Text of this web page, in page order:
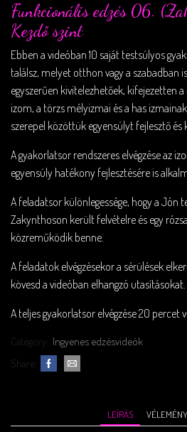
Funkcionális edzés 06.
Kezdő szint
Ebben a videóban 10 saját testsúlyos
találsz, melyet otthon vagy a szabadban
egyszerűen kivitelezhetőek, kifejezetten
izom, a törzs mélyizmai és a has
szerepel közöttük egyensúlyt fejlesztő és
A gyakorlatsor rendszeres elvégzése az
egyensúly hatékony fejlesztésére is
A feladatsor különlegessége, hogy a Jón
Zakynthoson került felvételre és egy
közreműködik benne.
A feladatok elvégzésekor a sérülések
kövesd a videóban elhangzó utasításokat.
A teljes gyakorlatsor elvégzése 20 percet
Category: Ingyenes edzésvideók
Share:
LEÍRÁS